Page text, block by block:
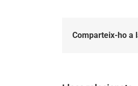
Comparteix-ho a